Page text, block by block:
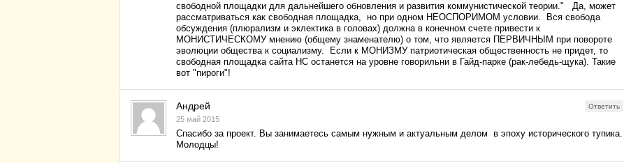
свободной площадки для дальнейшего обновления и развития коммунистической теории." Да, может
рассматриваться как свободная площадка, но при одном НЕОСПОРИМОМ условии. Вся свобода
обсуждения (плюрализм и эклектика в головах) должна в конечном счете привести к
МОНИСТИЧЕСКОМУ мнению (общему знаменателю) о том, что является ПЕРВИЧНЫМ при повороте
эволюции общества к социализму. Если к МОНИЗМУ патриотическая общественность не придет, то
свободная площадка сайта НС останется на уровне говорильни в Гайд-парке (рак-лебедь-щука). Такие
вот "пироги"!
Андрей
25 май 2015
Ответить
Спасибо за проект. Вы занимаетесь самым нужным и актуальным делом в эпоху исторического тупика.
Молодцы!